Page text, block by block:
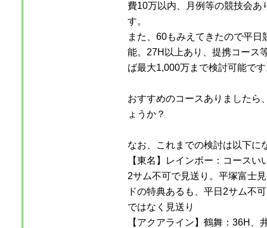
費10万以内、月例等の競技会あ
す。
また、60もみえてきたので平
能。27H以上あり、提携コース
ば最大1,000万まで検討可能で
おすすめのコースありましたら
ょうか？
なお、これまでの検討は以下に
【東名】レインボー：コース
2サム不可で見送り。平塚富士
ドの特典あるも、平日2サム不
ではなく見送り
【アクアライン】鶴舞：36H、